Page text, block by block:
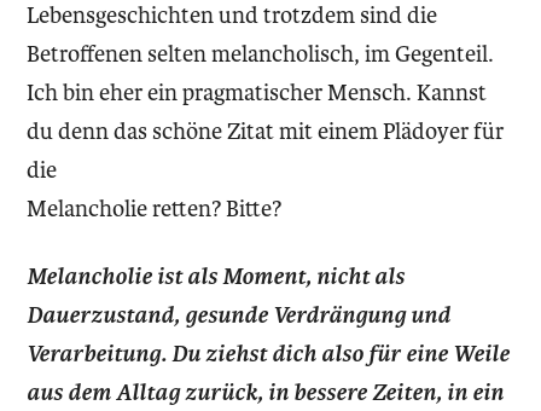
Lebensgeschichten und trotzdem sind die
Betroffenen selten melancholisch, im Gegenteil.
Ich bin eher ein pragmatischer Mensch. Kannst
du denn das schöne Zitat mit einem Plädoyer für
die
Melancholie retten? Bitte?
Melancholie ist als Moment, nicht als
Dauerzustand, gesunde Verdrängung und
Verarbeitung. Du ziehst dich also für eine Weile
aus dem Alltag zurück, in bessere Zeiten, in ein